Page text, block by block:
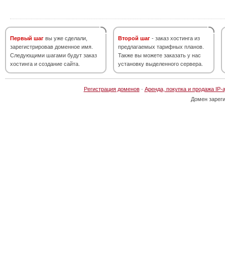
Первый шаг вы уже сделали,
зарегистрировав доменное имя.
Следующими шагами будут заказ
хостинга и создание сайта.
Второй шаг - заказ хостинга из
предлагаемых тарифных планов.
Также вы можете заказать у нас
установку выделенного сервера.
Регистрация доменов· Аренда, покупка и продажа IP-
Домен